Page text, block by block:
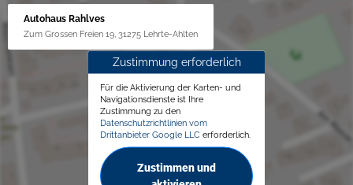
Autohaus Rahlves
Zum Grossen Freien 19, 31275 Lehrte-Ahlten
Zustimmung erforderlich
Für die Aktivierung der Karten- und
Navigationsdienste ist Ihre
Zustimmung zu den
Datenschutzrichtlinien vom
Drittanbieter Google LLC erforderlich.
Zustimmen und